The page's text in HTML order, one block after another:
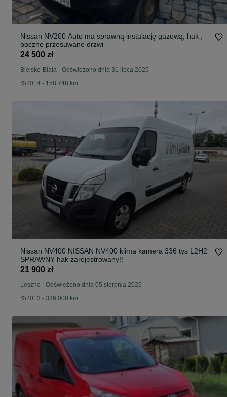
Nissan NV200 Auto ma sprawną instalację gazową, hak ,
boczne przesuwane drzwi
24 500 zł
Bielsko-Biała - Odświeżono dnia 31 lipca 2026
2014 - 158 748 km
Nissan NV400 NISSAN NV400 klima kamera 336 tys L2H2
SPRAWNY hak zarejestrowany!!
21 900 zł
Leszno - Odświeżono dnia 05 sierpnia 2026
2013 - 336 000 km